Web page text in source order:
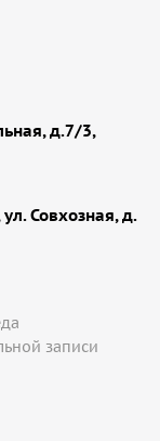
д.7/3,
Совхозная, д.
записи